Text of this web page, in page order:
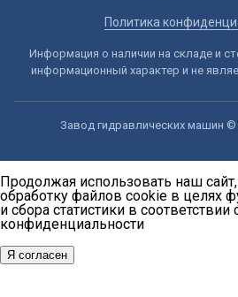
Политика
Информация о наличии на складе и
информационный характер и не
Завод гидравлических машин ©
Продолжая использовать наш
обработку файлов cookie в целях
и сбора статистики в соответствии
конфиденциальности
Я согласен